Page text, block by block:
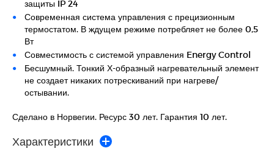
защиты IP 24
Современная система управления с прецизионным
термостатом. В ждущем режиме потребляет не более 0,5
Вт
Совместимость с системой управления Energy Control
Бесшумный. Тонкий Х-образный нагревательный элемент
не создает никаких потрескиваний при нагреве/
остывании.
Сделано в Норвегии. Ресурс 30 лет. Гарантия 10 лет.
Характеристики